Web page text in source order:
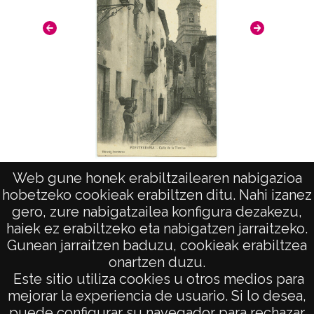
Web gune honek erabiltzailearen nabigazioa
hobetzeko cookieak erabiltzen ditu. Nahi izanez
gero, zure nabigatzailea konfigura dezakezu,
haiek ez erabiltzeko eta nabigatzen jarraitzeko.
Gunean jarraitzen baduzu, cookieak erabiltzea
onartzen duzu.
Este sitio utiliza cookies u otros medios para
mejorar la experiencia de usuario. Si lo desea,
Guipuzcoa. Fuenterrabia, Calle de las
tiendas
AVISO LEGAL
POLÍTICA DE PRIVACIDAD